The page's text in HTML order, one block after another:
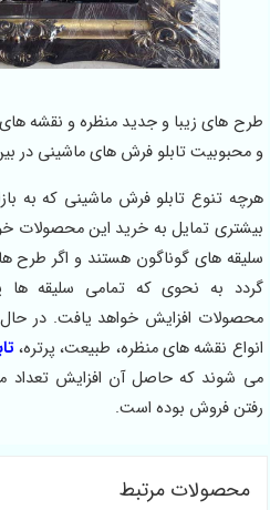
طرح های زیبا و جدید منظره و نقشه
و محبوبیت تابلو فرش های ماشینی در
هرچه تنوع تابلو فرش ماشینی که به
بیشتری تمایل به خرید این محصولات
سلیقه های گوناگون هستند و اگر طرح
گردد به نحوی که تمامی سلیقه
محصولات افزایش خواهد یافت. در
انواع نقشه های منظره، طبیعت، پرتره،
می شوند که حاصل آن افزایش تعداد
رفتن فروش بوده است.
محصولات مرتبط